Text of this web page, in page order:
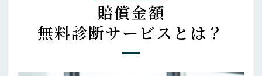
賠償金額
無料診断サービスとは？